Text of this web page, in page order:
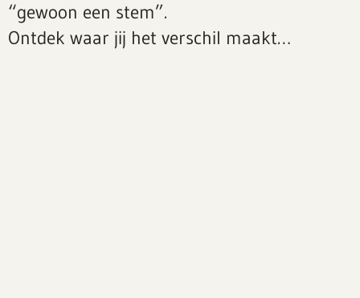
“gewoon een stem”.
Ontdek waar jij het verschil maakt…